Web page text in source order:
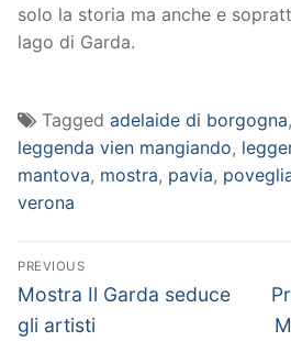
solo la storia ma anche e
lago di Garda.
Tagged adelaide di borgogna,
leggenda vien mangiando,
mantova, mostra, pavia,
verona
Navigazione
articoli
PREVIOUS
Previous
post:
Mostra Il Garda seduce
gli artisti